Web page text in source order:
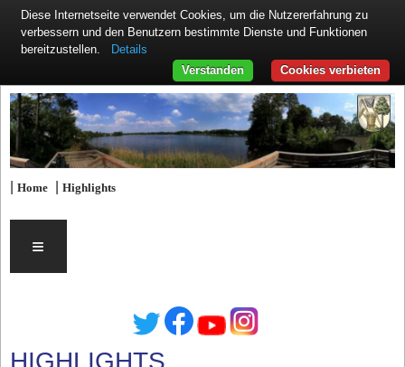
|Home |Highlights
≡
Diese Internetseite verwendet Cookies, um die Nutzererfahrung zu
verbessern und den Benutzern bestimmte Dienste und Funktionen
bereitzustellen.
Details
Cookies verbieten
Verstanden